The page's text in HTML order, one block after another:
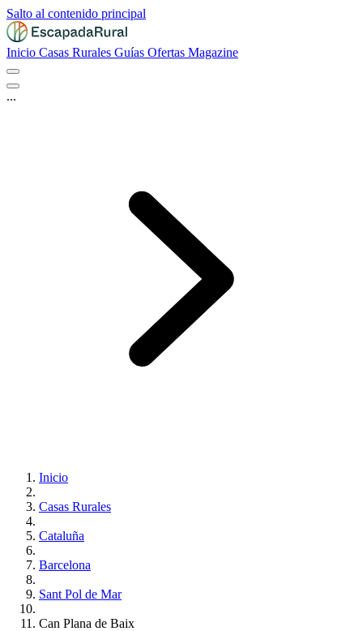
Salto al contenido principal
Inicio Casas Rurales Guías Ofertas Magazine
...
Inicio
Casas Rurales
Cataluña
Barcelona
Sant Pol de Mar
Can Plana de Baix